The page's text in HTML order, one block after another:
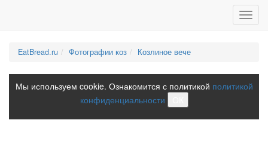
EatBread.ru Фотографии коз Козлиное вече
Мы используем cookie. Ознакомится с политикой политикой
конфиденциальности